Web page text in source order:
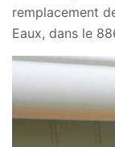
remplacement
Eaux, dans le